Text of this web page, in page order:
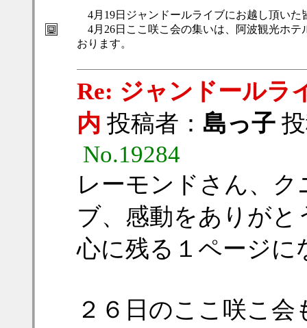
4月19日ジャンドールライブにお越し頂いた
4月26日ここ咲こ会の集いは、阿波観光ホテ
おります。
Re: ジャンドールラ
内 投稿者： 島っ子
No.19284
レーモンドさん、
ブ、感動をありが
心に残る１ページに
２６日のここ咲こ